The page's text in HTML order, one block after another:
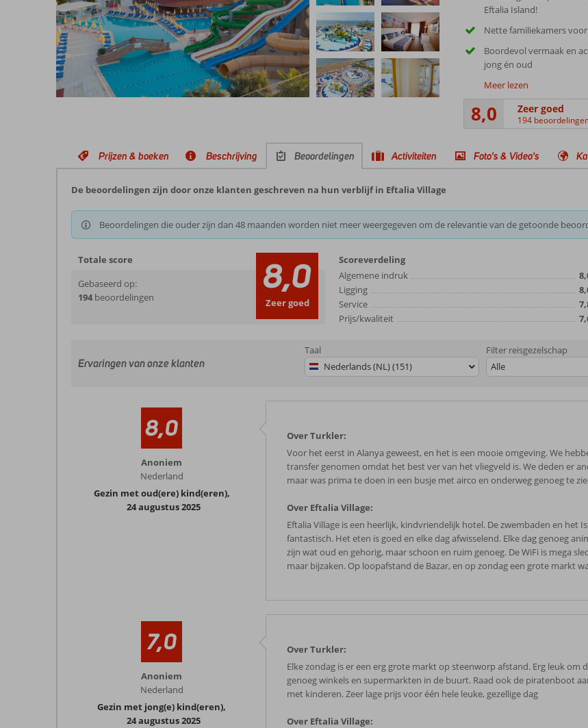
Eftalia Island!
Nette familiekamers
Boordevol vermaak en
jong én oud
Meer lezen
8,0 Zeer goed
194
Prijzen & boeken Beschrijving Beoordelingen Activiteiten Foto's & Video's
De beoordelingen zijn door onze klanten geschreven na hun verblijf in Eftalia Village
Beoordelingen die ouder zijn dan 48 maanden worden niet meer weergegeven om de relevantie van de getoonde
Totale score
Gebaseerd op:
194 beoordelingen 8,0
Zeer goed
Scoreverdeling
Algemene indruk
Ligging
Service
Prijs/kwaliteit
Ervaringen van onze klanten
Taal
Nederlands (NL) (151)
Filter reisgezelschap
Alle
8,0
Anoniem
Nederland
Gezin met oud(ere) kind(eren),
24 augustus 2025
Over Turkler:
Voor het eerst in Alanya geweest, en het is een mooie omgeving. We
transfer genomen omdat het best ver van het vliegveld is. We deden er
maar was prima te doen in een busje met airco en onderweg genoeg te
Over Eftalia Village:
Eftalia Village is een heerlijk, kindvriendelijk hotel. De zwembaden en het
fantastisch. Het eten is goed en elke dag afwisselend. Elke dag genoeg
zijn wat oud en gehorig, maar schoon en ruim genoeg. De WiFi is mega
maar bijzaken. Op loopafstand de Bazar, en op zondag een grote markt
7,0
Anoniem
Nederland
Gezin met jong(e) kind(eren),
24 augustus 2025
Over Turkler:
Elke zondag is er een erg grote markt op steenworp afstand. Erg leuk om
genoeg winkels en supermarkten in de buurt. Raad ook de piratenboot
met kinderen. Zeer lage prijs voor één hele leuke, gezellige dag
Over Eftalia Village: